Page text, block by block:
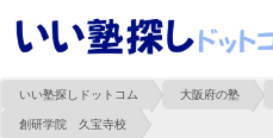
いい塾探しドットコム 大阪府の塾
創研学院 久宝寺校